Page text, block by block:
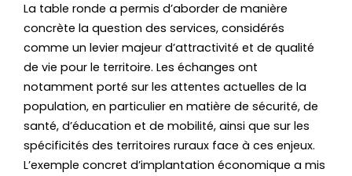
La table ronde a permis d’aborder de manière
concrète la question des services, considérés
comme un levier majeur d’attractivité et de qualité
de vie pour le territoire. Les échanges ont
notamment porté sur les attentes actuelles de la
population, en particulier en matière de sécurité, de
santé, d’éducation et de mobilité, ainsi que sur les
spécificités des territoires ruraux face à ces enjeux.
L’exemple concret d’implantation économique a mis